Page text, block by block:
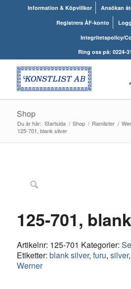
Information & Köpvillkor
Ansökan
Registrera ÅF-konto
Integritetspolicy/
Ring oss på: 0224-
Shop
Du är här: Startsida / Shop / Ramlister /
125-701, blank silver
125-701,
Artikelnr: 125-701 Kategorier:
Etiketter: blank silver, furu, silver,
Werner